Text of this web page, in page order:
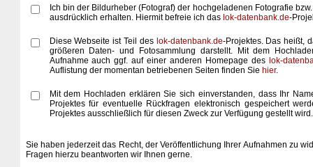
Ich bin der Bildurheber (Fotograf) der hochgeladenen Fotografie
ausdrücklich erhalten. Hiermit befreie ich das lok-datenbank.de-
Diese Webseite ist Teil des lok-datenbank.de-Projektes. Das heißt,
größeren Daten- und Fotosammlung darstellt. Mit dem
Aufnahme auch ggf. auf einer anderen Homepage des lok-
Auflistung der momentan betriebenen Seiten finden Sie hier.
Mit dem Hochladen erklären Sie sich einverstanden, dass Ihr
Projektes für eventuelle Rückfragen elektronisch gespeichert
Projektes ausschließlich für diesen Zweck zur Verfügung gestellt
Sie haben jederzeit das Recht, der Veröffentlichung Ihrer Aufnahmen zu
Fragen hierzu beantworten wir Ihnen gerne.